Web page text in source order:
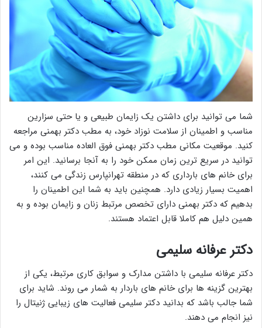
شما می توانید برای داشتن یک زایمان طبیعی و یا حتی سزارین
مناسب و اطمینان از سلامت نوزاد خود، به مطب دکتر بهمنی مراجعه
کنید. موقعیت مکانی مطب دکتر بهمنی فوق العاده مناسب بوده و می
توانید در سریع ترین زمان ممکن خود را به آنجا برسانید. این امر
برای خانم های بارداری که در منطقه تهرانپارس زندگی می کنند،
اهمیت بسیار زیادی دارد. همچنین باید به شما این اطمینان را
بدهیم که دکتر بهمنی دارای تخصص مرتبط زنان و زایمان بوده و به
همین دلیل هم کاملا قابل اعتماد هستند.
دکتر عرفانه سلیمی
دکتر عرفانه سلیمی با داشتن مدارک و سوابق کاری مرتبط، یکی از
بهترین گزینه ها برای خانم های باردار به شمار می روند. شاید برای
شما جالب باشد که بدانید دکتر سلیمی فعالیت های زیبایی ژنیتال را
نیز انجام می دهند.